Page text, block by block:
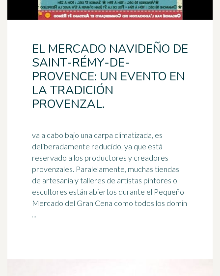
EL MERCADO NAVIDEÑO DE
SAINT-RÉMY-DE-
PROVENCE: UN EVENTO EN
LA TRADICIÓN
PROVENZAL.
va a cabo bajo una carpa climatizada, es
deliberadamente reducido, ya que está
reservado a los productores y creadores
provenzales. Paralelamente, muchas tiendas
de artesanía y talleres de artistas pintores o
escultores están abiertos durante el Pequeño
Mercado del Gran Cena como todos los domin
...